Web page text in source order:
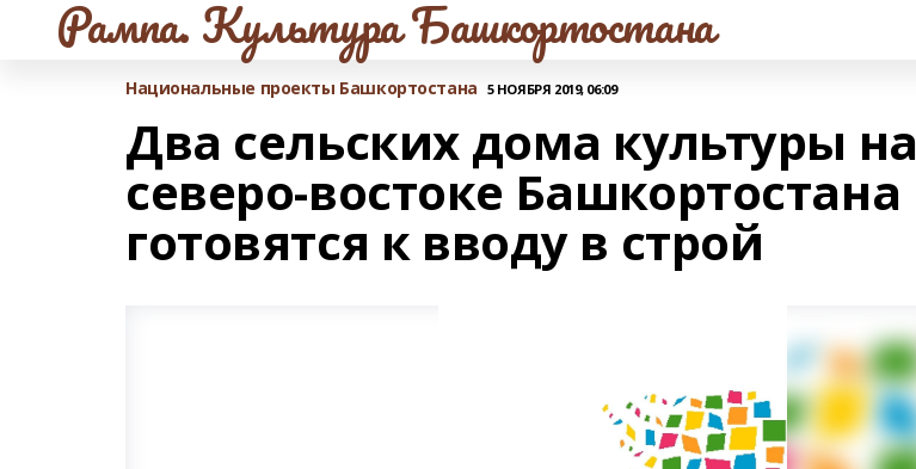
Рампа. Культура Башкортостана
Национальные проекты Башкортостана 5 НОЯБРЯ 2019, 06:09
Два сельских дома культуры на
северо-востоке Башкортостана
готовятся к вводу в строй